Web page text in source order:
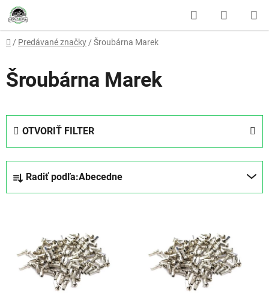
Prejsť na obsah Hľadať
Domov
/ Predávané značky / Šroubárna Marek
Šroubárna Marek
OTVORIŤ FILTER
Radiť podľa:Abecedne